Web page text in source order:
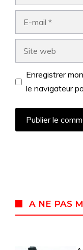
Enregistrer
le navigateur
A NE PAS